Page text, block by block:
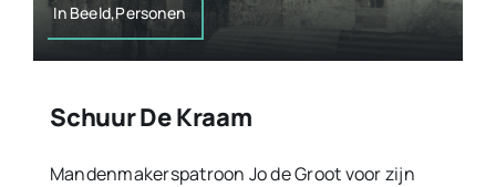
In Beeld,Personen
Schuur De Kraam
Mandenmakerspatroon Jo de Groot voor zijn